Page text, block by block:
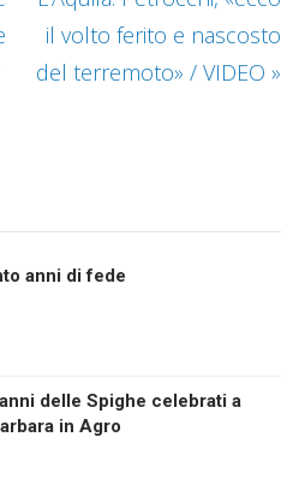
il volto ferito e nascosto
del terremoto» / VIDEO »
anni di fede
delle Spighe celebrati a
in Agro